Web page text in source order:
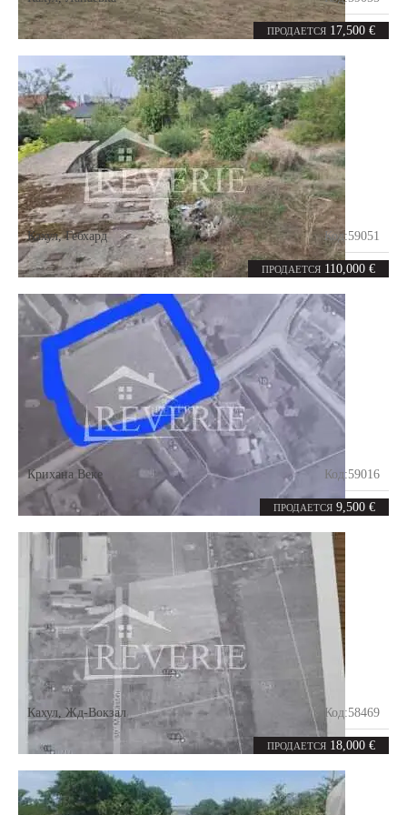
ПРОДАЕТСЯ 17,500 €
5.2соток
ПРОДАЕТСЯ 110,000 €
Кахул,Гебхард Код:59051
12.52соток
ПРОДАЕТСЯ 9,500 €
Крихана Веке Код:59016
9.87
ПРОДАЕТСЯ 18,000 €
Кахул Жд-Вокзал Код:58469
6 соток